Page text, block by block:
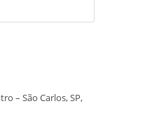
– São Carlos, SP,